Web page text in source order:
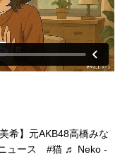
希】元AKB48高橋みな
ュース #猫 ♬ Neko -